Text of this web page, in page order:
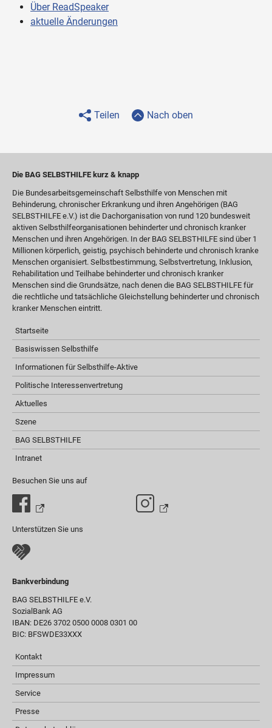
Über ReadSpeaker
aktuelle Änderungen
Teilen Nach oben
Die BAG SELBSTHILFE kurz & knapp
Die Bundesarbeitsgemeinschaft Selbsthilfe von Menschen mit
Behinderung, chronischer Erkrankung und ihren Angehörigen (BAG
SELBSTHILFE e.V.) ist die Dachorganisation von rund 120 bundesweit
aktiven Selbsthilfeorganisationen behinderter und chronisch kranker
Menschen und ihren Angehörigen. In der BAG SELBSTHILFE sind über 1
Millionen körperlich, geistig, psychisch behinderte und chronisch kranke
Menschen organisiert. Selbstbestimmung, Selbstvertretung, Inklusion,
Rehabilitation und Teilhabe behinderter und chronisch kranker
Menschen sind die Grundsätze, nach denen die BAG SELBSTHILFE für
die rechtliche und tatsächliche Gleichstellung behinderter und chronisch
kranker Menschen eintritt.
Startseite
Basiswissen Selbsthilfe
Informationen für Selbsthilfe-Aktive
Politische Interessenvertretung
Aktuelles
Szene
BAG SELBSTHILFE
Intranet
Besuchen Sie uns auf
Unterstützen Sie uns
Bankverbindung
BAG SELBSTHILFE e.V.
SozialBank AG
IBAN: DE26 3702 0500 0008 0301 00
BIC: BFSWDE33XXX
Kontakt
Impressum
Service
Presse